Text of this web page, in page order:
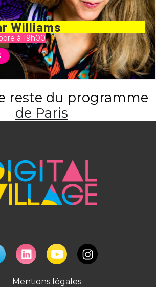
Williams
à 19h00
reste du programme
de Paris
Mentions légales